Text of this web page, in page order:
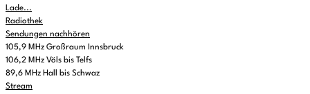
Lade...
Radiothek
Sendungen nachhören
105,9 MHz Großraum Innsbruck
106,2 MHz Völs bis Telfs
89,6 MHz Hall bis Schwaz
Stream